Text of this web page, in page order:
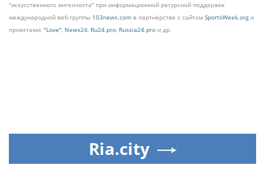
"искусственного интеллекта" при информационной ресурсной поддержке
международной веб-группы 103news.com в партнёрстве с сайтом SportsWeek.orgи
проектами: "Love", News24, Ru24.pro, Russia24.pro и др.
Ria.city